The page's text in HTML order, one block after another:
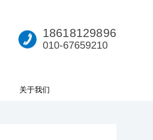
18618129896
010-67659210
关于我们